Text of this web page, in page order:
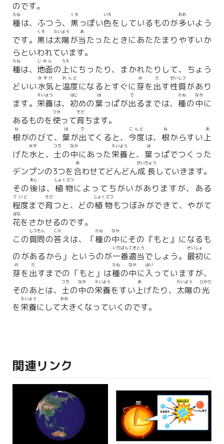
のです。
種
たね
は、ふつう、 黒
くろ
っぽい色
いろ
をしているものが多
おお
いよう
です。 黒
くろ
は太陽
たいよう
が当
あ
たったときにあたたまりやすいか
らといわれています。
種
たね
は、 地面
じめん
の上
うえ
にちったり、まかれたりして、ちょう
どいい水気
みずけ
と温度
おんど
になるとすぐに芽
め
を出
だ
す性質
せいしつ
があり
ます。 栄養
えいよう
は、 初
はじ
めの葉
は
っぱが出
で
るまでは、 種
たね
の中
なか
に
あるものを使
つか
って育
そだ
ちます。
根
ね
がのびて、 葉
は
が出
で
てくると、 今度
こんど
は、 根
ね
からすい上
あ
げた水
みず
と、 土
つち
の中
なか
にあった栄養
えいよう
と、 葉
は
っぱでつくった
デンプンの3つを合
あ
わせてどんどん成長
せいちょう
していきます。
その後
あと
は、 植物
しょくぶつ
によってちがいがありますが、ある
程度
ていど
まで育
そだ
つと、どの植物
しょくぶつ
もつぼみができて、やがて
花
はな
をさかせるのです。
この質問
しつもん
の答
こた
えは、「種
たね
の中
なか
にその『もと』になるも
のがあるから」というのが一番
いちばん
適当
てきとう
でしょう。 最初
さいしょ
に
芽
め
を出
だ
すまでの「もと」は種
たね
の中
なか
に入
はい
っていますが、
そのあとは、 土
つち
の中
なか
の栄養
えいよう
をすい上
あ
げたり、 太陽
たいよう
の光
ひかり
を栄養
えいよう
にして大
おお
きくなっていくのです。
関連リンク